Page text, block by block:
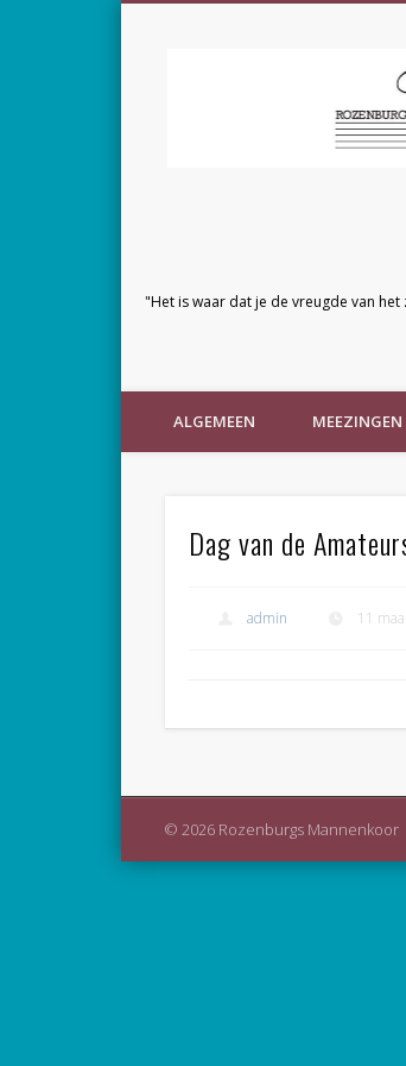
"Het is waar dat je de vreugde van
ALGEMEEN MEEZINGEN
Dag van de
admin 11
© 2026 Rozenburgs Mannenkoor